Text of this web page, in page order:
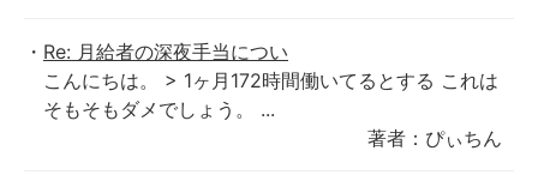
Re: 月給者の深夜手当につい
こんにちは。 > 1ヶ月172時間働いてるとする これは
そもそもダメでしょう。 ...
著者：ぴぃちん